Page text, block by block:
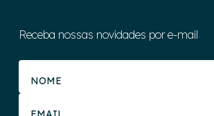
Receba nossas novidades por e-mail